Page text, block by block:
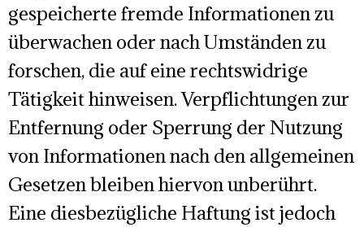
gespeicherte fremde Informationen zu
überwachen oder nach Umständen zu
forschen, die auf eine rechtswidrige
Tätigkeit hinweisen. Verpflichtungen zur
Entfernung oder Sperrung der Nutzung
von Informationen nach den allgemeinen
Gesetzen bleiben hiervon unberührt.
Eine diesbezügliche Haftung ist jedoch